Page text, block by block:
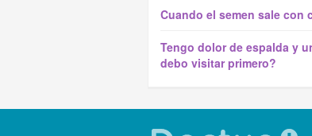
Cuando el semen sale con
Tengo dolor de espalda y
debo visitar primero?